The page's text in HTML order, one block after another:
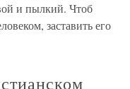
и пылкий. Чтоб
заставить его